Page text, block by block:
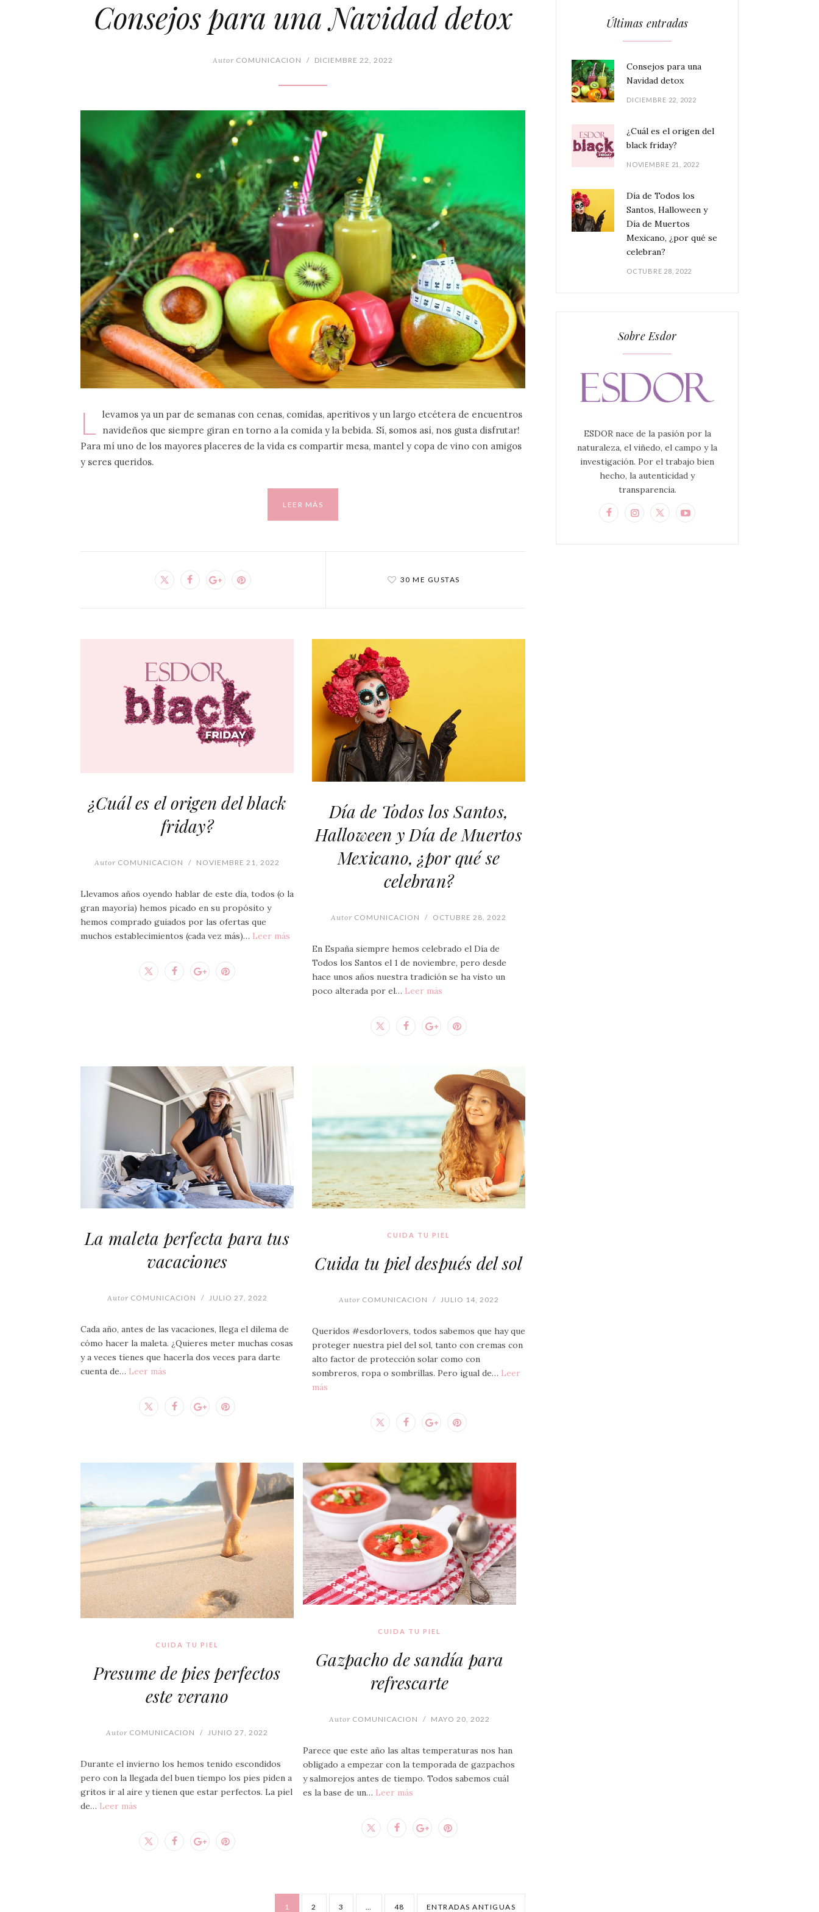
Consejos para una Navidad detox
Autor COMUNICACION / DICIEMBRE 22, 2022
L levamos ya un par de semanas con cenas, comidas, aperitivos y un largo etcétera de encuentros
navideños que siempre giran en torno a la comida y la bebida. Sí, somos así, nos gusta disfrutar!
Para mí uno de los mayores placeres de la vida es compartir mesa, mantel y copa de vino con amigos
y seres queridos.
LEER MÁS
30 ME GUSTAS
¿Cuál es el origen del black
friday?
Autor COMUNICACION / NOVIEMBRE 21, 2022
Llevamos años oyendo hablar de este día, todos (o la
gran mayoría) hemos picado en su propósito y
hemos comprado guiados por las ofertas que
muchos establecimientos (cada vez más)… Leer más
Día de Todos los Santos,
Halloween y Día de Muertos
Mexicano, ¿por qué se
celebran?
Autor COMUNICACION / OCTUBRE 28, 2022
En España siempre hemos celebrado el Día de
Todos los Santos el 1 de noviembre, pero desde
hace unos años nuestra tradición se ha visto un
poco alterada por el… Leer más
La maleta perfecta para tus
vacaciones
AutorCOMUNICACION / JULIO 27, 2022
Cada año, antes de las vacaciones, llega el dilema de
cómo hacer la maleta. ¿Quieres meter muchas cosas
y a veces tienes que hacerla dos veces para darte
cuenta de… Leer más
CUIDA TU PIEL
Cuida tu piel después del sol
AutorCOMUNICACION / JULIO 14, 2022
Queridos #esdorlovers, todos sabemos que hay que
proteger nuestra piel del sol, tanto con cremas con
alto factor de protección solar como con
sombreros, ropa o sombrillas. Pero igual de… Leer
más
CUIDA TU PIEL
Presume de pies perfectos
este verano
Autor COMUNICACION / JUNIO 27, 2022
Durante el invierno los hemos tenido escondidos
pero con la llegada del buen tiempo los pies piden a
gritos ir al aire y tienen que estar perfectos. La piel
de… Leer más
CUIDA TU PIEL
Gazpacho de sandía para
refrescarte
Autor COMUNICACION / MAYO 20, 2022
Parece que este año las altas temperaturas nos han
obligado a empezar con la temporada de gazpachos
y salmorejos antes de tiempo. Todos sabemos cuál
es la base de un… Leer más
1 2 3 … 48 ENTRADAS ANTIGUAS
Últimas entradas
Consejos para una
Navidad detox
DICIEMBRE 22, 2022
¿Cuál es el origen del
black friday?
NOVIEMBRE 21, 2022
Día de Todos los
Santos, Halloween y
Día de Muertos
Mexicano, ¿por qué se
celebran?
OCTUBRE 28, 2022
Sobre Esdor
ESDOR nace de la pasión por la
naturaleza, el viñedo, el campo y la
investigación. Por el trabajo bien
hecho, la autenticidad y
transparencia.